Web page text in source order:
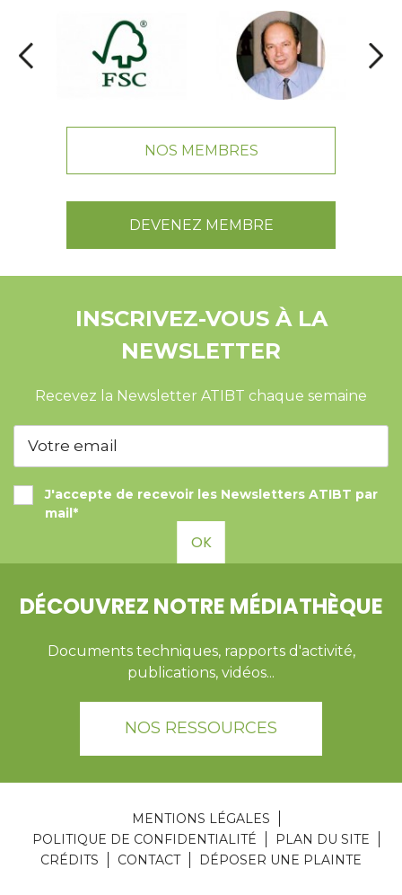
NOS MEMBRES
DEVENEZ MEMBRE
INSCRIVEZ-VOUS À LA
NEWSLETTER
Recevez la Newsletter ATIBT chaque semaine
J'accepte de recevoir les Newsletters ATIBT par
mail*
OK
DÉCOUVREZ NOTRE MÉDIATHÈQUE
Documents techniques, rapports d'activité,
publications, vidéos...
NOS RESSOURCES
MENTIONS LÉGALES
POLITIQUE DE CONFIDENTIALITÉ
PLAN DU SITE
CRÉDITS
CONTACT DÉPOSER UNE PLAINTE